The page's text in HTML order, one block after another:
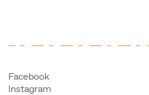
Facebook
Instagram